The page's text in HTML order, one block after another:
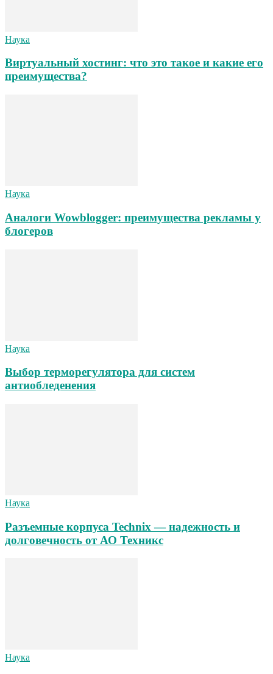
Наука
Виртуальный хостинг: что это такое и какие его
преимущества?
Наука
Аналоги Wowblogger: преимущества рекламы у
блогеров
Наука
Выбор терморегулятора для систем
антиобледенения
Наука
Разъемные корпуса Technix — надежность и
долговечность от АО Техникс
Наука